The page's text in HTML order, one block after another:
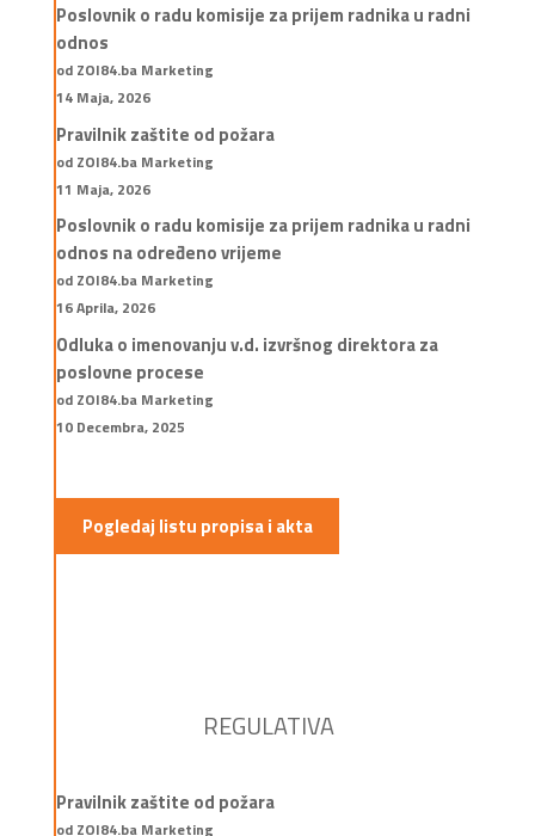
Poslovnik o radu komisije za prijem radnika u radni
odnos
od ZOI84.ba Marketing
14 Maja, 2026
Pravilnik zaštite od požara
od ZOI84.ba Marketing
11 Maja, 2026
Poslovnik o radu komisije za prijem radnika u radni
odnos na određeno vrijeme
od ZOI84.ba Marketing
16 Aprila, 2026
Odluka o imenovanju v.d. izvršnog direktora za
poslovne procese
od ZOI84.ba Marketing
10 Decembra, 2025
Pogledaj listu propisa i akta
REGULATIVA
Pravilnik zaštite od požara
od ZOI84.ba Marketing